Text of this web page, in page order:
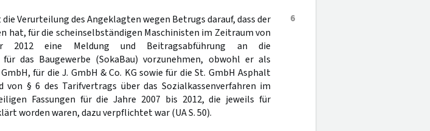
6
Verurteilung des Angeklagten wegen Betrugs darauf, dass der
hat, für die scheinselbständigen Maschinisten im Zeitraum von
2012 eine Meldung und Beitragsabführung an die
für das Baugewerbe (SokaBau) vorzunehmen, obwohl er als
für die J. GmbH & Co. KG sowie für die St. GmbH Asphalt
von § 6 des Tarifvertrags über das Sozialkassenverfahren im
Fassungen für die Jahre 2007 bis 2012, die jeweils für
worden waren, dazu verpflichtet war (UA S. 50).